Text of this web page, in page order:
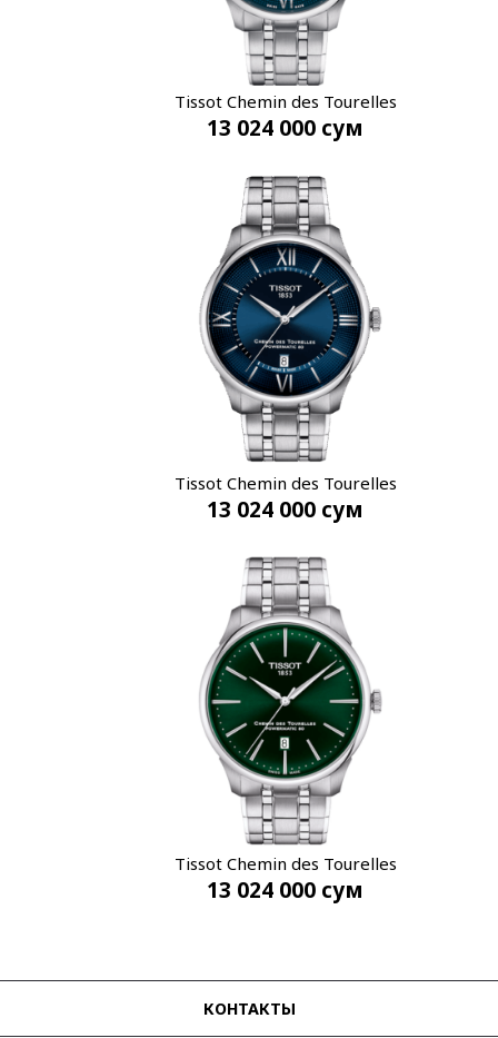
Tissot Chemin des Tourelles
T139.807.11.048.00
13 024 000 сум
Tissot Chemin des Tourelles
T139.407.11.048.00
13 024 000 сум
Tissot Chemin des Tourelles
T139.407.11.091.00
13 024 000 сум
КОНТАКТЫ